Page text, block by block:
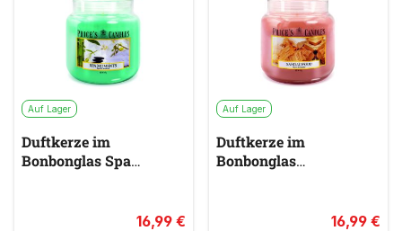
Auf Lager
Duftkerze im
Bonbonglas Spa
16,99 €
Auf Lager
Duftkerze im
Bonbonglas
16,99 €